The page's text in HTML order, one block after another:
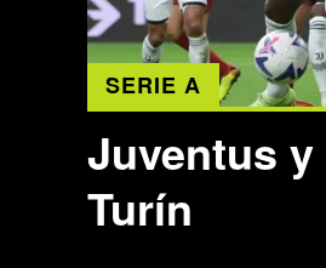
SERIE A
Juventus
Turín